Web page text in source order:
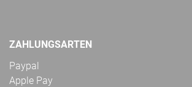
ZAHLUNGSARTEN
Paypal
Apple Pay